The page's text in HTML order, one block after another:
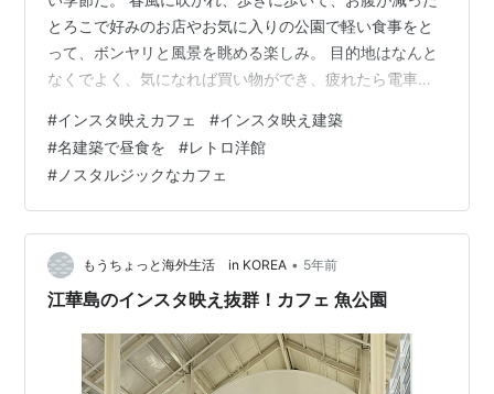
とろこで好みのお店やお気に入りの公園で軽い食事をと
って、ボンヤリと風景を眺める楽しみ。 目的地はなんと
なくでよく、気になれば買い物ができ、疲れたら電車移
ちこめる大衆居酒屋も楽しめるというアバウトなプラン
の中に歴史的建造物巡りがプラスできる港町を持つ場所
に私は住んでいる。 歴史的って、単に古いだけという場
合もあるが、外観は残しつつ中をリノベーションしてし
っかり使われていることの方が多いのではないだろうか
と思う。なんの用もないのだけれど、レトロす…
#インスタ映えカフェ #インスタ映え建築
#名建築で昼食を #レトロ洋館
# ノスタルジックなカフェ
もうちょっと海外生活 in KOREA • 5年前
江華島のインスタ映え抜群！カフェ 魚公園